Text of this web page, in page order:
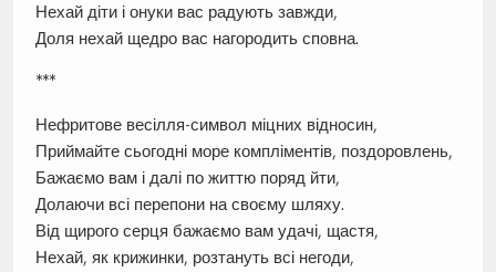
Нехай діти і онуки вас радують завжди,
Доля нехай щедро вас нагородить сповна.
***
Нефритове весілля-символ міцних відносин,
Приймайте сьогодні море компліментів, поздоровлень,
Бажаємо вам і далі по життю поряд йти,
Долаючи всі перепони на своєму шляху.
Від щирого серця бажаємо вам удачі, щастя,
Нехай, як крижинки, розтануть всі негоди,